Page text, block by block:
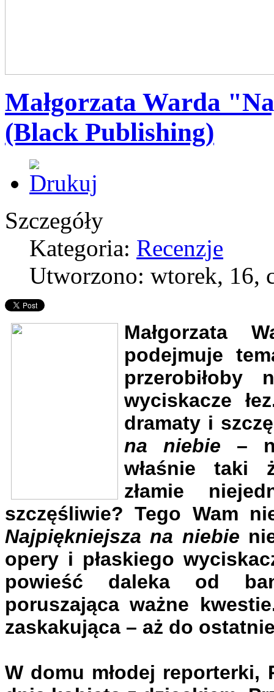
Małgorzata Warda
(Black Publishing)
Szczegóły
Kategoria: Recenzje
Utworzono: wtorek, 16,
Małgorzata
podejmuje
przerobiłoby
wyciskacze
dramaty i
na niebie –
właśnie taki
złamie
szczęśliwie? Tego Wam
Najpiękniejsza na niebie
opery i płaskiego
powieść daleka od
poruszająca ważne
zaskakująca – aż do
W domu młodej